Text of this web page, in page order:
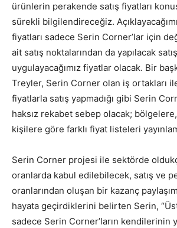
ürünlerin perakende satış fiyatları
sürekli bilgilendireceğiz.
fiyatları sadece Serin Corner’lar için
ait satış noktalarından da yapılacak
uygulayacağımız fiyatlar olacak. Bir
Treyler, Serin Corner olan iş ortakları
fiyatlarla satış yapmadığı gibi Serin
haksız rekabet sebep olacak;
kişilere göre farklı fiyat listeleri
Serin Corner projesi ile sektörde
oranlarda kabul edilebilecek, satış ve
oranlarından oluşan bir kazanç
hayata geçirdiklerini belirten Serin,
sadece Serin Corner’ların kendilerinin